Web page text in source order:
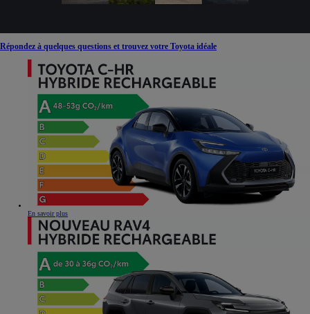
Répondez à quelques questions et trouvez votre Toyota idéale
En savoir plus